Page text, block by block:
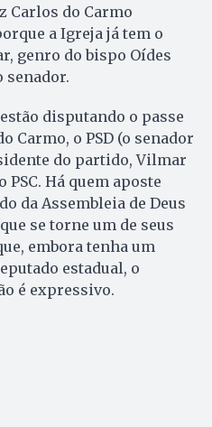
Carlos do Carmo
a Igreja já tem o
genro do bispo Oídes
senador.
disputando o passe
Carmo, o PSD (o senador
do partido, Vilmar
PSC. Há quem aposte
da Assembleia de Deus
se torne um de seus
embora tenha um
estadual, o
é expressivo.